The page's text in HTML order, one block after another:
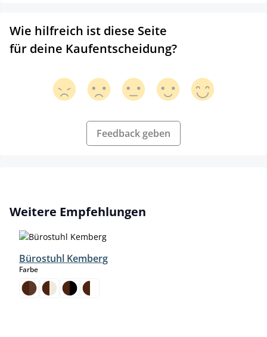
Wie hilfreich ist diese Seite
für deine Kaufentscheidung?
Feedback geben
Produktgalerie überspringen
Weitere Empfehlungen
Bürostuhl Kemberg
Farbeauswählen